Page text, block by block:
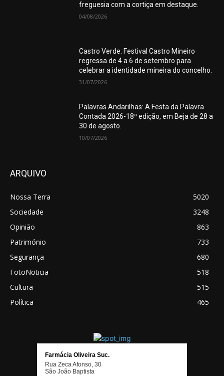
freguesia com a cortiça em destaque.
04/08/2026
Castro Verde: Festival Castro Mineiro
regressa de 4 a 6 de setembro para
celebrar a identidade mineira do concelho.
31/07/2026
Palavras Andarilhas: A Festa da Palavra
Contada 2026-18ª edição, em Beja de 28 a
30 de agosto.
10/07/2026
ARQUIVO
Nossa Terra
5020
Sociedade
3248
Opinião
863
Património
733
Segurança
680
FotoNoticia
518
Cultura
515
Política
465